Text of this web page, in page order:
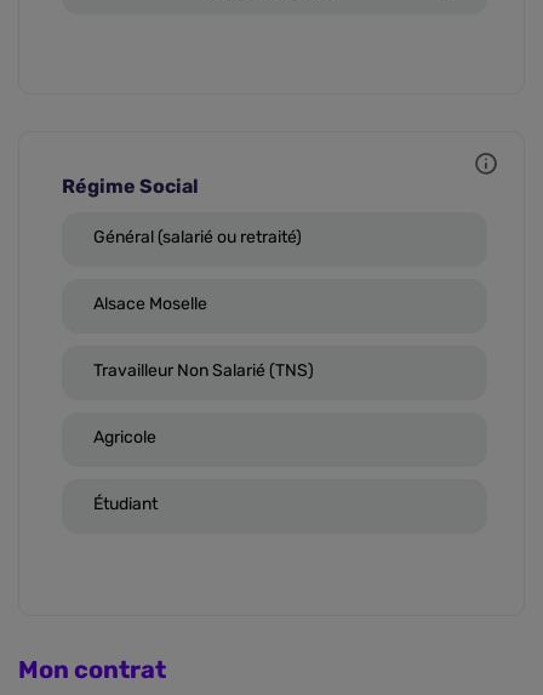
Régime Social
Général (salarié ou retraité)
Alsace Moselle
Travailleur Non Salarié (TNS)
Agricole
Étudiant
Mon contrat